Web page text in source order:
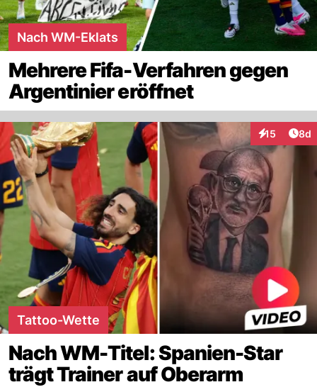
Nach WM-Eklats
Mehrere Fifa-Verfahren gegen
Argentinier eröffnet
15
Interaktionen
8d
Tattoo-Wette
Nach WM-Titel: Spanien-Star
trägt Trainer auf Oberarm